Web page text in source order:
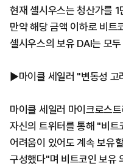
현재 셀시우스는 청산가를
만약 해당 금액 이하로 비
셀시우스의 보유 DAI는 모
▶마이클 세일러 "변동성
마이클 세일러 마이크로스
자신의 트위터를 통해 "비
어려움이 있어도 계속 보유
구성했다"며 비트코인 보유